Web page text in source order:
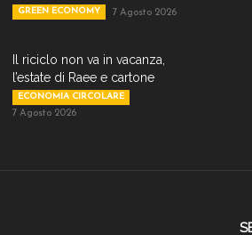
GREEN ECONOMY 7 Agosto 2026
Il riciclo non va in vacanza,
l’estate di Raee e cartone
ECONOMIA CIRCOLARE
7 Agosto 2026